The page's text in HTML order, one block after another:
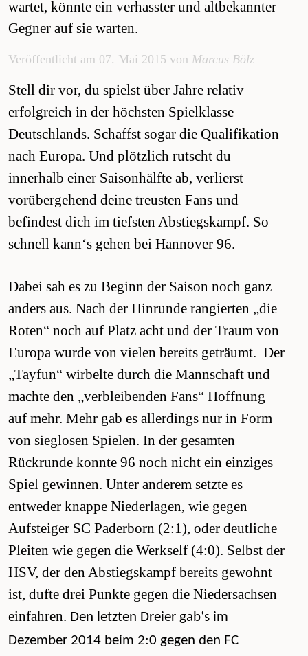
wartet, könnte ein verhasster und altbekannter
Gegner auf sie warten.
Veröffentlicht am 07. Mai 2015 von Marcus Bölz
Stell dir vor, du spielst über Jahre relativ
erfolgreich in der höchsten Spielklasse
Deutschlands. Schaffst sogar die Qualifikation
nach Europa. Und plötzlich rutscht du
innerhalb einer Saisonhälfte ab, verlierst
vorübergehend deine treusten Fans und
befindest dich im tiefsten Abstiegskampf. So
schnell kann‘s gehen bei Hannover 96.
Dabei sah es zu Beginn der Saison noch ganz
anders aus. Nach der Hinrunde rangierten „die
Roten“ noch auf Platz acht und der Traum von
Europa wurde von vielen bereits geträumt. Der
„Tayfun“ wirbelte durch die Mannschaft und
machte den „verbleibenden Fans“ Hoffnung
auf mehr. Mehr gab es allerdings nur in Form
von sieglosen Spielen. In der gesamten
Rückrunde konnte 96 noch nicht ein einziges
Spiel gewinnen. Unter anderem setzte es
entweder knappe Niederlagen, wie gegen
Aufsteiger SC Paderborn (2:1), oder deutliche
Pleiten wie gegen die Werkself (4:0). Selbst der
HSV, der den Abstiegskampf bereits gewohnt
ist, dufte drei Punkte gegen die Niedersachsen
einfahren. Den letzten Dreier gab‘s im
Dezember 2014 beim 2:0 gegen den FC